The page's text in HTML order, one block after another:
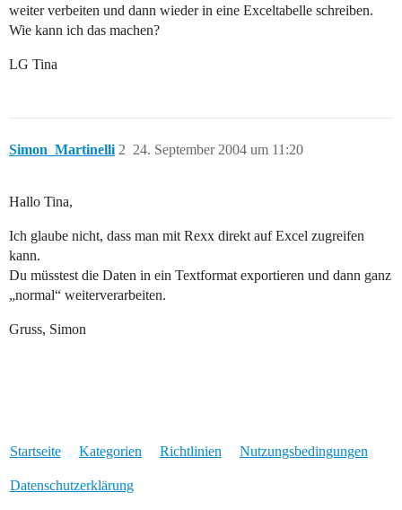
weiter verbeiten und dann wieder in eine Exceltabelle schreiben.
Wie kann ich das machen?
LG Tina
Simon_Martinelli 24. September 2004 um 11:20
2
Hallo Tina,
Ich glaube nicht, dass man mit Rexx direkt auf Excel zugreifen
kann.
Du müsstest die Daten in ein Textformat exportieren und dann ganz
„normal“ weiterverarbeiten.
Gruss, Simon
Startseite Kategorien Richtlinien Nutzungsbedingungen
Datenschutzerklärung